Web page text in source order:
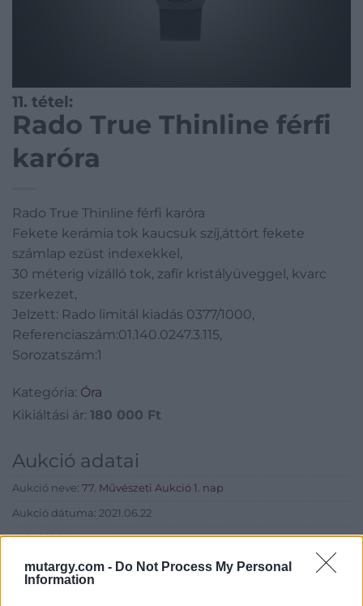
mutargy.com - Do Not Process My Personal
Information
11. tétel:
Rado True Thinline férfi
karóra
Rado True Thinline férfi karóra
Fekete kerámia tok kaucsuk szíj,áttört fekete
számlap ezüst indexekkel,
30 méterig vízálló tok, zafír kristályüveggel, kvarc
szerkezet,
Jelzett: Rado limitál kiadás 0377/1000,
Referenciaszám:01.140.0247.3.115,
Sorozatszám:1
Kategória: Óra
Kikiáltási ár: 180 000 Ft
Aukció adatai
Aukció neve: 77. Művészeti Aukció 1. nap
Aukció dátuma: 2021.06.22
Aukció ideje: 18:00
Aukció helye: MOMkult Kulturális Központ